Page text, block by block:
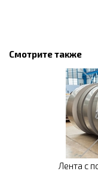
Смотрите также
Лента с